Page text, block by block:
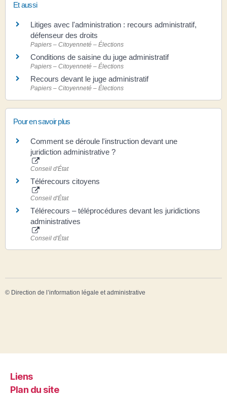
Et aussi
Litiges avec l'administration : recours administratif,
défenseur des droits
Papiers – Citoyenneté – Élections
Conditions de saisine du juge administratif
Papiers – Citoyenneté – Élections
Recours devant le juge administratif
Papiers – Citoyenneté – Élections
Pour en savoir plus
Comment se déroule l'instruction devant une
juridiction administrative ?
Conseil d'État
Télérecours citoyens
Conseil d'État
Télérecours – téléprocédures devant les juridictions
administratives
Conseil d'État
© Direction de l’information légale et administrative
Liens
Plan du site